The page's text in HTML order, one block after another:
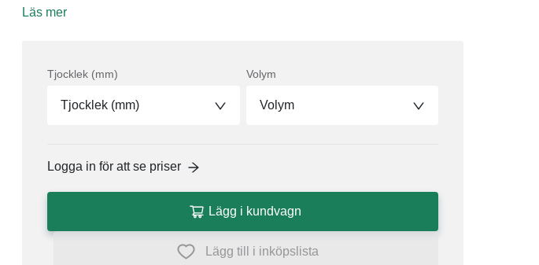
Läs mer
Tjocklek (mm)
Tjocklek (mm)
Volym
Volym
Logga in för att se priser
Lägg i kundvagn
Lägg till i inköpslista